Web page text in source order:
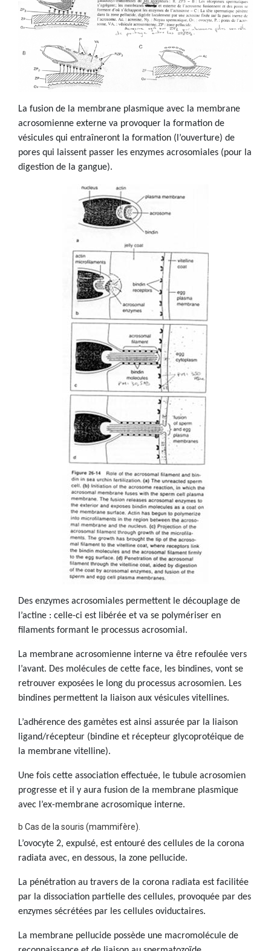
La fusion de la membrane plasmique avec la membrane
acrosomienne externe va provoquer la formation de
vésicules qui entraîneront la formation (l’ouverture) de
pores qui laissent passer les enzymes acrosomiales (pour la
digestion de la gangue).
Des enzymes acrosomiales permettent le découplage de
l’actine : celle-ci est libérée et va se polymériser en
filaments formant le processus acrosomial.
La membrane acrosomienne interne va être refoulée vers
l’avant. Des molécules de cette face, les bindines, vont se
retrouver exposées le long du processus acrosomien. Les
bindines permettent la liaison aux vésicules vitellines.
L’adhérence des gamètes est ainsi assurée par la liaison
ligand/récepteur (bindine et récepteur glycoprotéique de
la membrane vitelline).
Une fois cette association effectuée, le tubule acrosomien
progresse et il y aura fusion de la membrane plasmique
avec l’ex-membrane acrosomique interne.
b Cas de la souris (mammifère).
L’ovocyte 2, expulsé, est entouré des cellules de la corona
radiata avec, en dessous, la zone pellucide.
La pénétration au travers de la corona radiata est facilitée
par la dissociation partielle des cellules, provoquée par des
enzymes sécrétées par les cellules oviductaires.
La membrane pellucide possède une macromolécule de